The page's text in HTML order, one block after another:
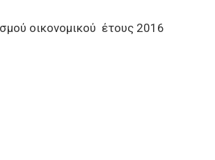
οικονομικού έτους 2016